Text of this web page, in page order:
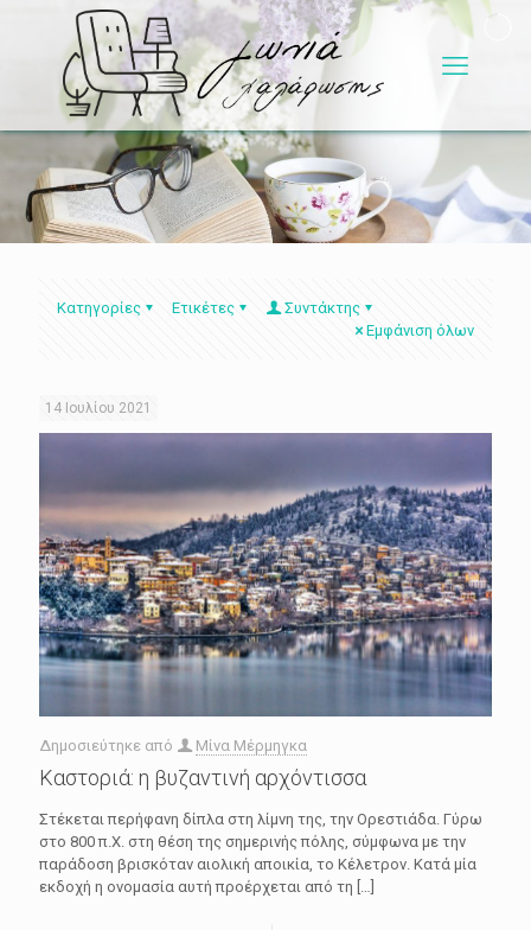
Κατηγορίες Ετικέτες
Συντάκτης
Εμφάνιση όλων
14 Ιουλίου 2021
Δημοσιεύτηκε από Μίνα Μέρμηγκα
Καστοριά: η βυζαντινή αρχόντισσα
Στέκεται περήφανη δίπλα στη λίμνη της, την Ορεστιάδα. Γύρω
στο 800 π.Χ. στη θέση της σημερινής πόλης, σύμφωνα με την
παράδοση βρισκόταν αιολική αποικία, το Κέλετρον. Κατά μία
εκδοχή η ονομασία αυτή προέρχεται από τη